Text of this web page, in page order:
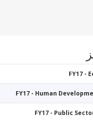
FY17 -
FY17 - Human
FY17 - Public